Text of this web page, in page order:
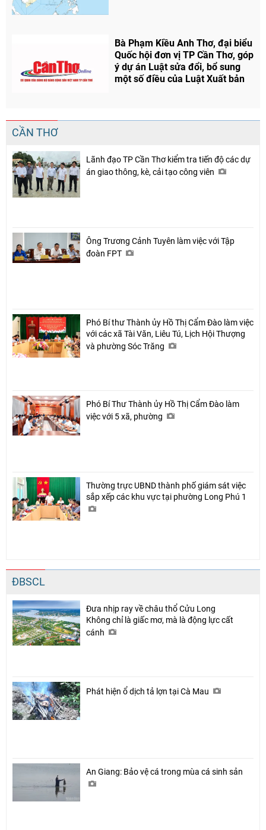
Bà Phạm Kiều Anh Thơ, đại biểu
Quốc hội đơn vị TP Cần Thơ, góp
ý dự án Luật sửa đổi, bổ sung
một số điều của Luật Xuất bản
CẦN THƠ
Lãnh đạo TP Cần Thơ kiểm tra tiến độ các dự
án giao thông, kè, cải tạo công viên
Ông Trương Cảnh Tuyên làm việc với Tập
đoàn FPT
Phó Bí thư Thành ủy Hồ Thị Cẩm Đào làm việc
với các xã Tài Văn, Liêu Tú, Lịch Hội Thượng
và phường Sóc Trăng
Phó Bí Thư Thành ủy Hồ Thị Cẩm Đào làm
việc với 5 xã, phường
Thường trực UBND thành phố giám sát việc
sắp xếp các khu vực tại phường Long Phú 1
ĐBSCL
Đưa nhịp ray về châu thổ Cửu Long
Không chỉ là giấc mơ, mà là động lực cất
cánh
Phát hiện ổ dịch tả lợn tại Cà Mau
An Giang: Bảo vệ cá trong mùa cá sinh sản